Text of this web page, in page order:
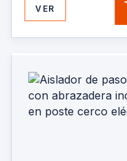
VER